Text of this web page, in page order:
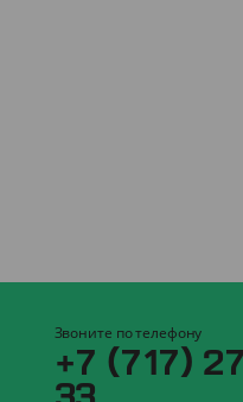
Звоните по телефону
+7 (717)
33